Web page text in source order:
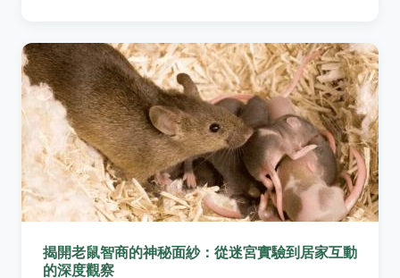
揭開老鼠智商的神秘面紗：從迷宮實驗到居家互動
的深度觀察